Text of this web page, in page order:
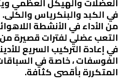
العضلات والهيكل العظمي
في الكبد والبنكرياس
من الأداء في الأنشطة
التعب عضلي لفترات قصيرة
في إعادة التركيب السريع
الفوسفات ، خاصة في
المتكررة بأقصى كثافة.